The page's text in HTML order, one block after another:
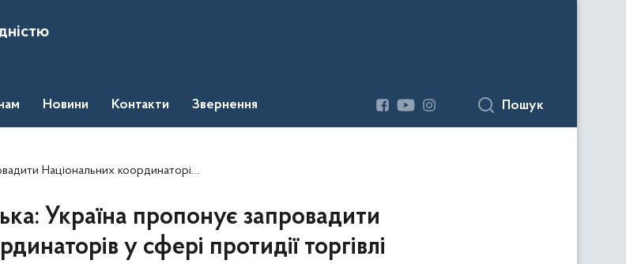
Новини Контакти Звернення Пошук
сфері протидії торгівлі людьми в усіх європейських країнах
Україна пропонує запровадити
у сфері протидії торгівлі